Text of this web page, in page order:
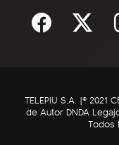
Sociedad
C5N Autos
RatingCero
Términos y
TELEPIU S.A. |©
de Autor DNDA
Todos